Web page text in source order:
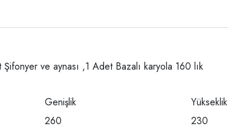
ve aynası ,1 Adet Bazalı karyola 160 lık
Genişlik Yükseklik
260 230